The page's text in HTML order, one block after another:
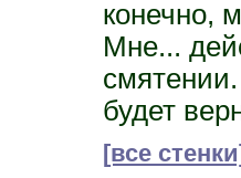
конечно,
Мне...
будет
[все